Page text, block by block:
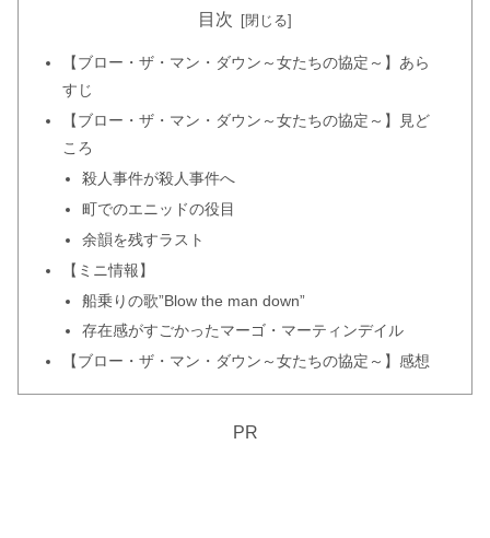
目次
【ブロー・ザ・マン・ダウン～女たちの協定～】あら
すじ
【ブロー・ザ・マン・ダウン～女たちの協定～】見ど
ころ
殺人事件が殺人事件へ
町でのエニッドの役目
余韻を残すラスト
【ミニ情報】
船乗りの歌”Blow the man down”
存在感がすごかったマーゴ・マーティンデイル
【ブロー・ザ・マン・ダウン～女たちの協定～】感想
PR